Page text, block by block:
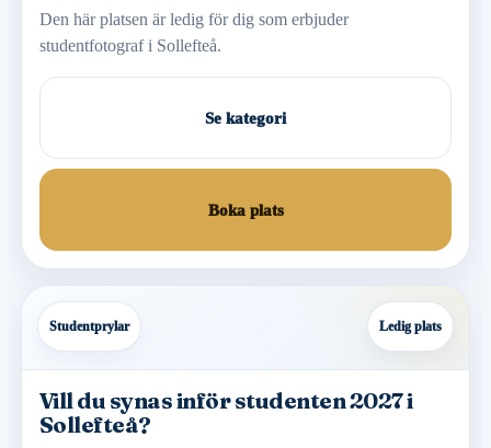
Den här platsen är ledig för dig som erbjuder
studentfotograf i Sollefteå.
Se kategori
Boka plats
Studentprylar Ledig plats
Vill du synas inför studenten 2027 i
Sollefteå?